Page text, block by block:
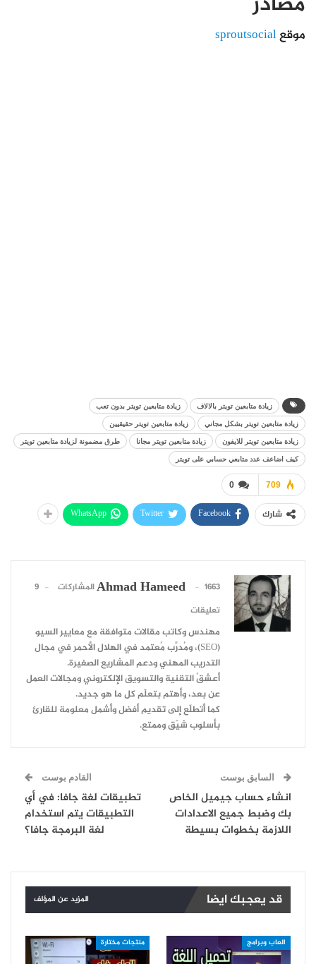
موقعsproutsocial
زيادة متابعين تويتر بالالاف
زيادة متابعين تويتر بدون تعب
زيادة متابعين تويتر بشكل مجاني
زيادة متابعين تويتر حقيقيين
زيادة متابعين تويتر للايفون
زيادة متابعين تويتر مجانا
طرق مضمونة لزيادة متابعين تويتر
كيف اضاعف عدد متابعي حسابي على تويتر
0 709
شارك Facebook
Twitter
WhatsApp
Ahmad Hameed 1663 المشاركات
9
تعليقات
مهندس وكاتب مقالات متوافقة مع معايير السيو
(SEO)، ومُدرِّب مُعتمد في الهلال الأحمر في مجال
التدريب المهني ودعم المشاريع الصغيرة.
أعشقُ التقنية والتسويق الإلكتروني ومجالات العمل
عن بعد، وأهتم بتعلّم كل ما هو جديد.
كما أتطلّع إلى تقديم أفضل وأشمل معلومة للقارئ
بأسلوب شيّق وممتع.
السابق بوست
انشاء حساب جيميل الخاص
بك وضبط جميع الاعدادات
اللازمة بخطوات بسيطة
القادم بوست
تطبيقات لغة جافا: في أي
التطبيقات يتم استخدام
لغة البرمجة جافا؟
قد يعجبك ايضا المزيد عن المؤلف
العاب وبرامج منتجات مختارة